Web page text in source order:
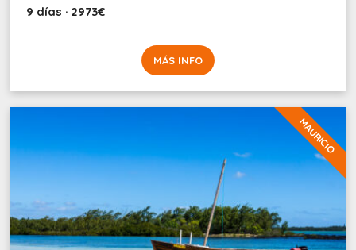
9 días · 2973€
MÁS INFO
MAURICIO